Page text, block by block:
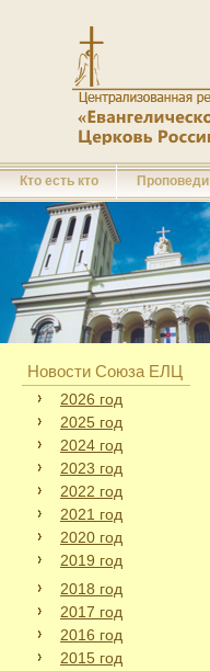
Кто есть кто Проповеди
Новости Союза ЕЛЦ
2026 год
2025 год
2024 год
2023 год
2022 год
2021 год
2020 год
2019 год
2018 год
2017 год
2016 год
2015 год